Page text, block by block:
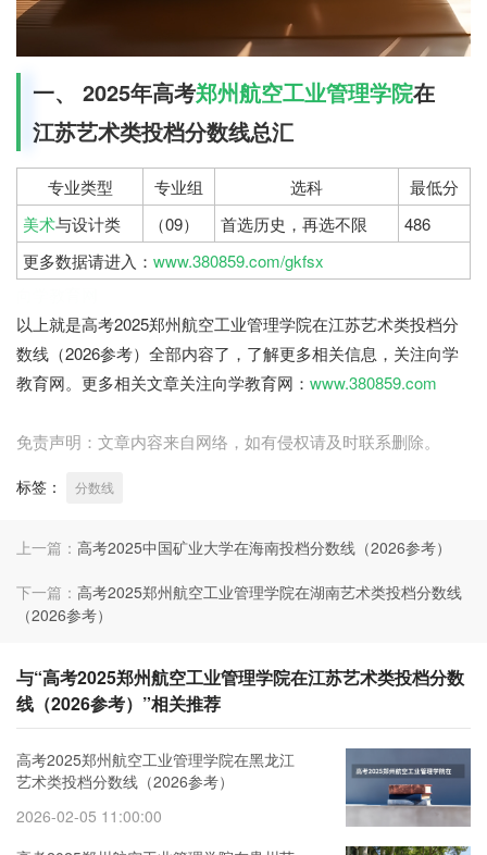
一、 2025年高考郑州航空工业管理学院在
江苏艺术类投档分数线总汇
专业类型 专业组 选科
最低分
美术与设计类 （09） 首选历史，再选不限
486
更多数据请进入： www.380859.com/gkfsx
以上就是高考2025郑州航空工业管理学院在江苏艺术类投档分
数线（2026参考）全部内容了，了解更多相关信息，关注向学
教育网。更多相关文章关注向学教育网： www.380859.com
免责声明：文章内容来自网络，如有侵权请及时联系删除。
标签： 分数线
上一篇： 高考2025中国矿业大学在海南投档分数线（2026参考）
下一篇： 高考2025郑州航空工业管理学院在湖南艺术类投档分数线
（2026参考）
与“高考2025郑州航空工业管理学院在江苏艺术类投档分数
线（2026参考）”相关推荐
高考2025郑州航空工业管理学院在黑龙江
艺术类投档分数线（2026参考）
2026-02-05 11:00:00